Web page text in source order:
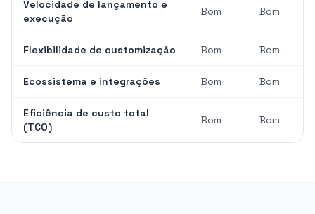
Velocidade de lançamento e
execução
Bom Bom
Flexibilidade de customização Bom Bom
Ecossistema e integrações Bom Bom
Eficiência de custo total
(TCO)
Bom Bom